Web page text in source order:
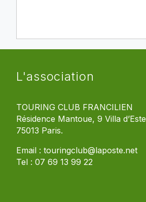
L'association
TOURING CLUB FRANCILIEN
Résidence Mantoue, 9 Villa d’Este
75013 Paris.
Email : touringclub@laposte.net
Tel : 07 69 13 99 22